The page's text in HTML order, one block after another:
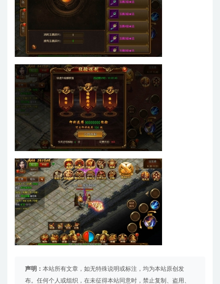
声明： 本站所有文章，如无特殊说明或标注，均为本站原创发
布。任何个人或组织，在未征得本站同意时，禁止复制、盗用、